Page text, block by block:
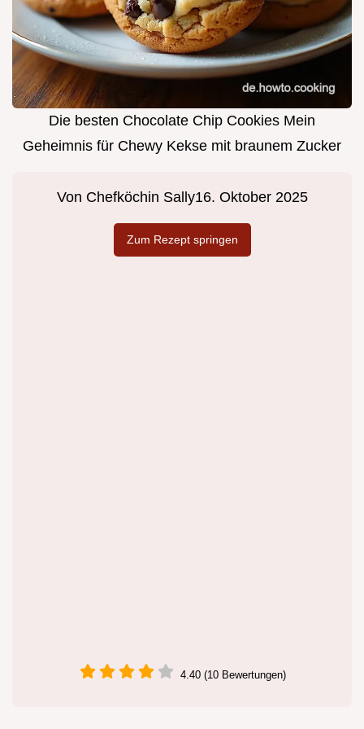
Die besten Chocolate Chip Cookies Mein
Geheimnis für Chewy Kekse mit braunem Zucker
Von Chefköchin Sally16. Oktober 2025
Zum Rezept springen
4.40 (10 Bewertungen)